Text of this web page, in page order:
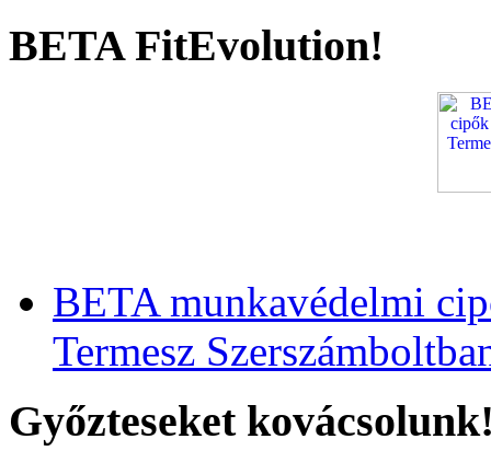
BETA FitEvolution!
BETA munkavédelmi
Termesz
Győzteseket